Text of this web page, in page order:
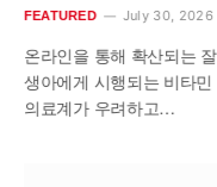
FEATURED July 30, 2026
온라인을 통해 확산되는
생아에게 시행되는 비타
의료계가 우려하고…